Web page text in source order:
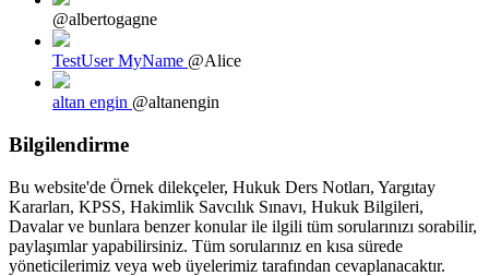
@albertogagne
TestUser MyName @Alice
altan engin @altanengin
Bilgilendirme
Bu website'de Örnek dilekçeler, Hukuk Ders Notları, Yargıtay
Kararları, KPSS, Hakimlik Savcılık Sınavı, Hukuk Bilgileri,
Davalar ve bunlara benzer konular ile ilgili tüm sorularınızı sorabilir,
paylaşımlar yapabilirsiniz. Tüm sorularınız en kısa sürede
yöneticilerimiz veya web üyelerimiz tarafından cevaplanacaktır.